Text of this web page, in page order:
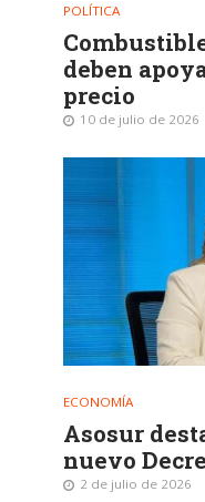
POLÍTICA
deben
precio
10 de julio de 2026
ECONOMÍA
Asosur
nuevo
2 de julio de 2026